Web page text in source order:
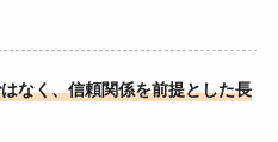
なく、信頼関係を前提とした長